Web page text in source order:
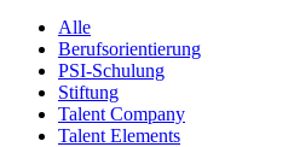
Alle
Berufsorientierung
PSI-Schulung
Stiftung
Talent Company
Talent Elements